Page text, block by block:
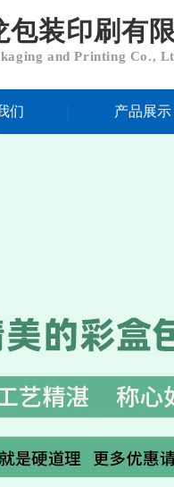
包装印刷有
and Printing Co.,
们 产品展示